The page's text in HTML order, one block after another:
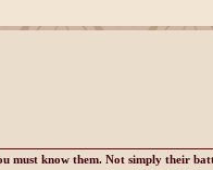
must know them. Not simply their